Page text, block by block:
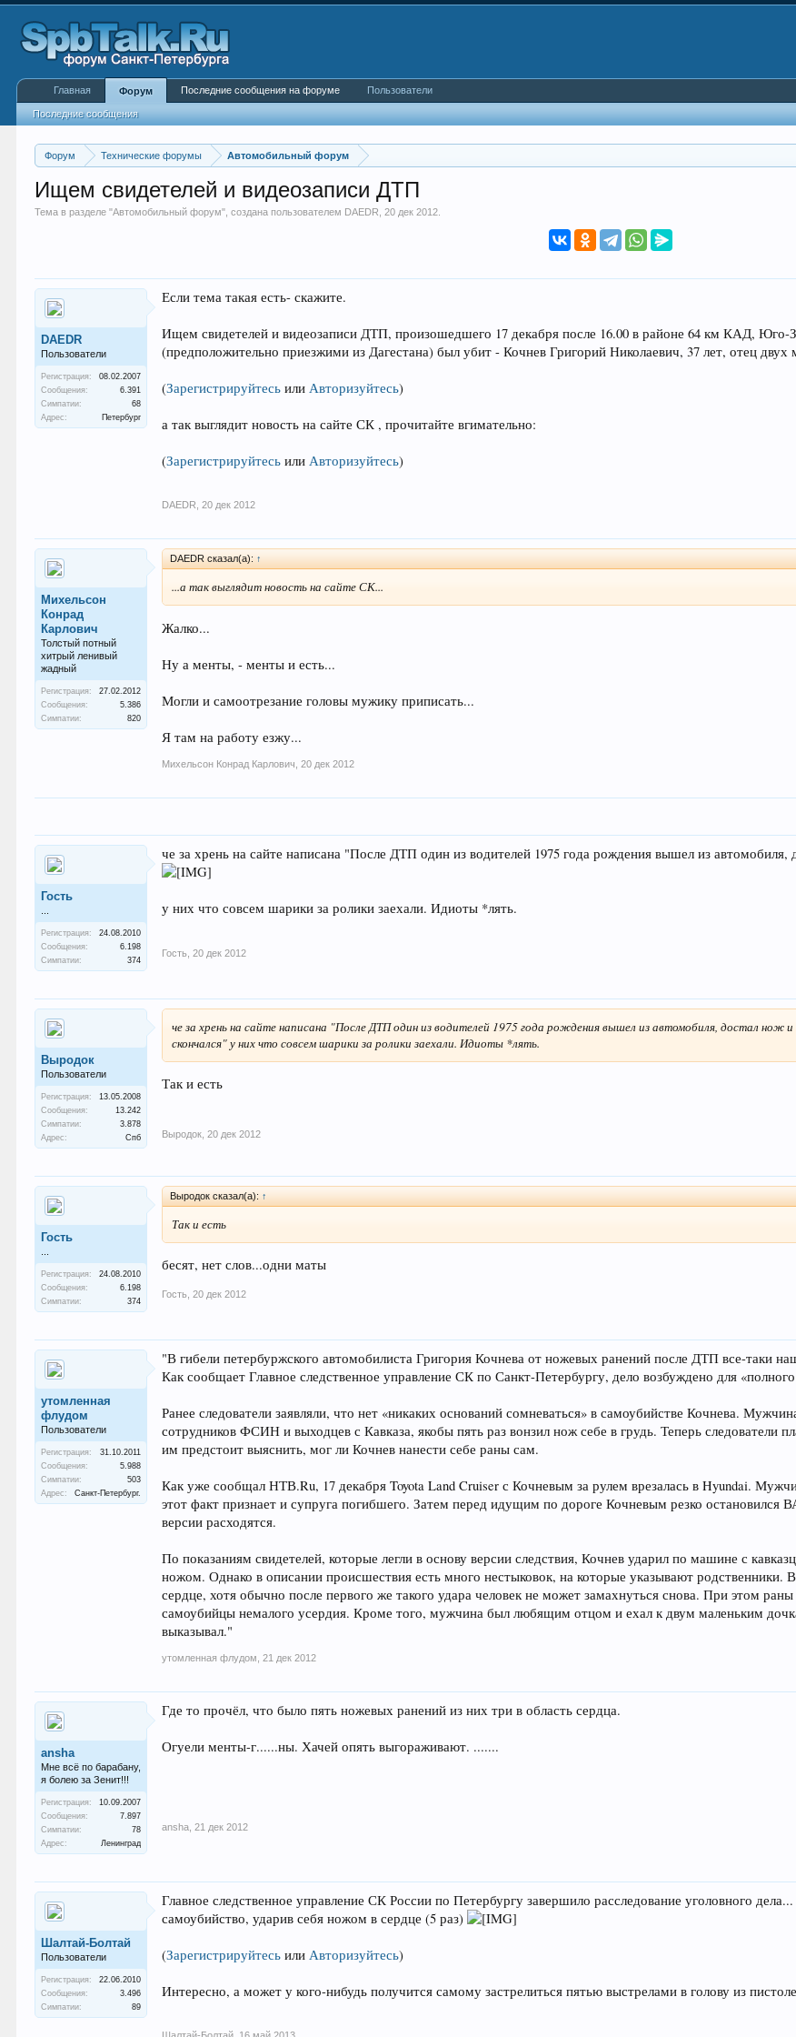
Форум Технические форумы Автомобильный форум
Ищем свидетелей и видеозаписи ДТП
Тема в разделе "Автомобильный форум", создана пользователем DAEDR ,20 дек 2012
DAEDR
Пользователи
Регистрация:
08.02.2007
Сообщения:
6.391
Симпатии:
68
Адрес:
Петербург
Если тема такая есть- скажите.
Ищем свидетелей и видеозаписи ДТП, произошедшего 17 декабря после 16.00 в районе 64 км КАД,
(предположительно приезжими из Дагестана) был убит - Кочнев Григорий Николаевич, 37 лет, отец двух
(Зарегистрируйтесь илиАвторизуйтесь)
а так выглядит новость на сайте СК , прочитайте вгимательно:
(Зарегистрируйтесь илиАвторизуйтесь)
DAEDR
20 дек 2012
Михельсон
Конрад
Карлович
Толстый потный
хитрый ленивый
жадный
Регистрация:
27.02.2012
Сообщения:
5.386
Симпатии:
820
DAEDR сказал(а): ↑
...а так выглядит новость на сайте СК...
Жалко...
Ну а менты, - менты и есть...
Могли и самоотрезание головы мужику приписать...
Я там на работу езжу...
Михельсон Конрад Карлович 20 дек 2012
Гость
Регистрация:
24.08.2010
Сообщения:
6.198
Симпатии:
374
че за хрень на сайте написана "После ДТП один из водителей 1975 года рождения вышел из автомобиля,
у них что совсем шарики за ролики заехали. Идиоты *лять.
Гость 20 дек 2012
Выродок
Пользователи
Регистрация:
13.05.2008
Сообщения:
13.242
Симпатии:
3.878
Адрес:
Спб
че за хрень на сайте написана "После ДТП один из водителей 1975 года рождения вышел из автомобиля, достал нож и
скончался" у них что совсем шарики за ролики заехали. Идиоты *лять.
Так и есть
Выродок 20 дек 2012
Гость
Регистрация:
24.08.2010
Сообщения:
6.198
Симпатии:
374
Выродок сказал(а): ↑
Так и есть
бесят, нет слов...одни маты
Гость 20 дек 2012
утомленная
флудом
Пользователи
Регистрация:
31.10.2011
Сообщения:
5.988
Симпатии:
503
Адрес:
Санкт-Петербург.
"В гибели петербуржского автомобилиста Григория Кочнева от ножевых ранений после ДТП все-таки
Как сообщает Главное следственное управление СК по Санкт-Петербургу, дело возбуждено для
Ранее следователи заявляли, что нет «никаких оснований сомневаться» в самоубийстве Кочнева.
сотрудников ФСИН и выходцев с Кавказа, якобы пять раз вонзил нож себе в грудь. Теперь следователи
им предстоит выяснить, мог ли Кочнев нанести себе раны сам.
Как уже сообщал НТВ.Ru, 17 декабря Toyota Land Cruiser с Кочневым за рулем врезалась в Hyundai.
этот факт признает и супруга погибшего. Затем перед идущим по дороге Кочневым резко остановился
версии расходятся.
По показаниям свидетелей, которые легли в основу версии следствия, Кочнев ударил по машине с
ножом. Однако в описании происшествия есть много нестыковок, на которые указывают родственники.
сердце, хотя обычно после первого же такого удара человек не может замахнуться снова. При этом
самоубийцы немалого усердия. Кроме того, мужчина был любящим отцом и ехал к двум маленьким
выказывал."
утомленная флудом 21 дек 2012
ansha
Мне всё по барабану,
я болею за Зенит!!!
Регистрация:
10.09.2007
Сообщения:
7.897
Симпатии:
78
Адрес:
Ленинград
Где то прочёл, что было пять ножевых ранений из них три в область сердца.
Огуели менты-г......ны. Хачей опять выгораживают. .......
ansha 21 дек 2012
Шалтай-Болтай
Пользователи
Регистрация:
22.06.2010
Сообщения:
3.496
Симпатии:
89
Главное следственное управление СК России по Петербургу завершило расследование уголовного
самоубийство, ударив себя ножом в сердце (5 раз)
(Зарегистрируйтесь или Авторизуйтесь)
Интересно, а может у кого-нибудь получится самому застрелиться пятью выстрелами в голову из
Главная Форум
Последние сообщения
Последние сообщения на форуме Пользователи